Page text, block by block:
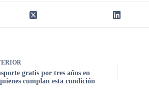
gratis por tres años en
cumplan esta condición